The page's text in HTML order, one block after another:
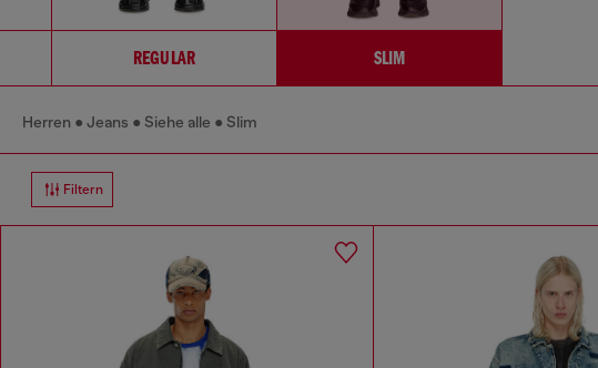
REGULAR SLIM
Herren Jeans Siehe alle Slim
Filtern